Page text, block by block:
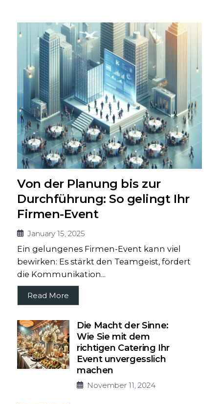
Von der Planung bis zur
Durchführung: So gelingt Ihr
Firmen-Event
January 15, 2025
Ein gelungenes Firmen-Event kann viel
bewirken: Es stärkt den Teamgeist, fördert
die Kommunikation...
Read More
Die Macht der Sinne:
Wie Sie mit dem
richtigen Catering Ihr
Event unvergesslich
machen
November 11, 2024